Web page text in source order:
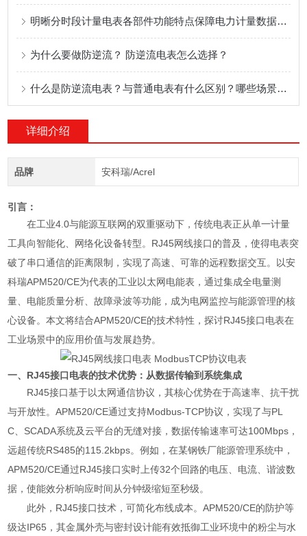
明晰分时段计量电表各部件功能特点保障电力计量数据准确合规
为什么要做防逆流？ 防逆流电表怎么选择？
什么是防逆流电表？与普通电表有什么区别？哪些场景会用到防逆流电表？
详细介绍
品牌 安科瑞/Acrel
引言：
在工业4.0与能源互联网的双重驱动下，传统电表正从单一计量
工具向智能化、网络化设备转型。RJ45网线接口的普及，使得电表突
破了串口通信的距离限制，实现了高速、可靠的远程数据交互。以安
科瑞APM520/CE为代表的工业以太网电能表，通过集成全电量测
量、电能质量分析、故障录波等功能，成为电网监控与能源管理的核
心设备。本文将结合APM520/CE的技术特性，探讨RJ45接口电表在
工业场景中的应用价值与发展趋势。
一、RJ45接口电表的技术优势：从数据传输到系统集成
RJ45接口基于以太网通信协议，其核心优势在于高速率、抗干扰
与开放性。APM520/CE通过支持Modbus-TCP协议，实现了与PL
C、SCADA系统及云平台的无缝对接，数据传输速率可达100Mbps，
远超传统RS485的115.2kbps。例如，在某钢铁厂能源管理系统中，
APM520/CE通过RJ45接口实时上传32个回路的电压、电流、谐波数
据，使能效分析响应时间从分钟级缩短至秒级。
此外，RJ45接口技术，可简化布线成本。APM520/CE的防护等
级达IP65，其金属外壳与密封设计能有效抵御工业环境中的粉尘与水